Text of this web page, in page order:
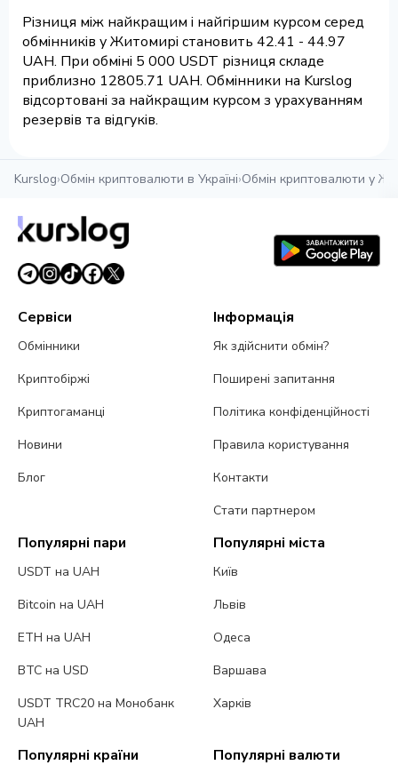
Різниця між найкращим і найгіршим курсом серед
обмінників у Житомирі становить 42.41 - 44.97
UAH. При обміні 5 000 USDT різниця складе
приблизно 12805.71 UAH. Обмінники на Kurslog
відсортовані за найкращим курсом з урахуванням
резервів та відгуків.
Kurslog›Обмін криптовалюти в Україні›Обмін криптовалюти у
Сервіси
Обмінники
Криптобіржі
Криптогаманці
Новини
Блог
Інформація
Як здійснити обмін?
Поширені запитання
Політика конфіденційності
Правила користування
Контакти
Стати партнером
Популярні пари
USDT на UAH
Bitcoin на UAH
ETH на UAH
BTC на USD
USDT TRC20 на Монобанк
UAH
Популярні міста
Київ
Львів
Одеса
Варшава
Харків
Популярні країни Популярні валюти